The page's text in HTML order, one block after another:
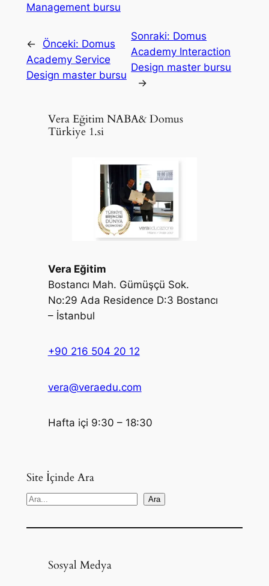
Management bursu
← Önceki: Domus
Academy Service
Design master bursu
Sonraki: Domus
Academy Interaction
Design master bursu
→
Vera Eğitim NABA& Domus
Türkiye 1.si
Vera Eğitim
Bostancı Mah. Gümüşçü Sok.
No:29 Ada Residence D:3 Bostancı
– İstanbul
+90 216 504 20 12
vera@veraedu.com
Hafta içi 9:30 – 18:30
Site İçinde Ara
S
a
Ara
Sosyal Medya